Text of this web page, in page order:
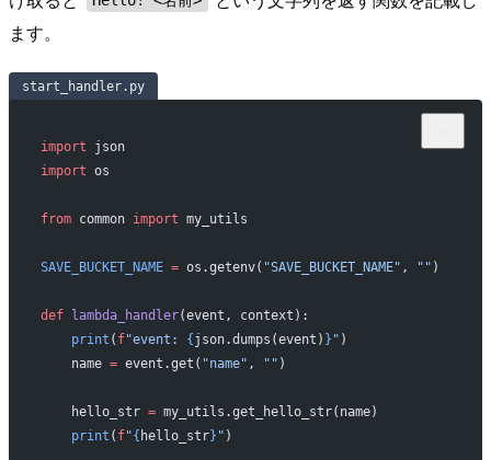
ます。
start_handler.py
import json
import os
from common import my_utils
SAVE_BUCKET_NAME = os.getenv( "SAVE_BUCKET_NAME" , "" )
def lambda_handler(event, context):
    print
( f"event: {json.dumps(event) } " )
    name
= event.get( "name" , "" )
    hello_str
= my_utils.get_hello_str(name)
    print
( f"{ hello_str} " )